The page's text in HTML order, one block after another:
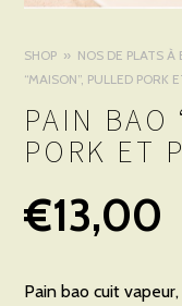
SHOP NOS DE PLATS À
“MAISON”, PULLED PORK
PAIN BAO
PORK ET
€13,00
Pain bao cuit